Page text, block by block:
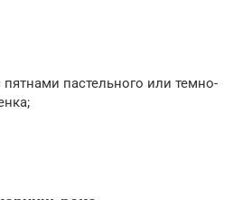
пастельного или темно-